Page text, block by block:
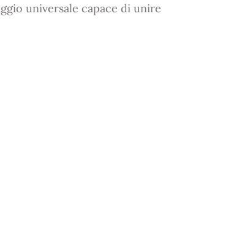
universale capace di unire